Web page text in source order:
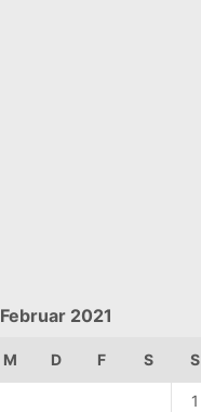
Februar 2021
M D F S S
1